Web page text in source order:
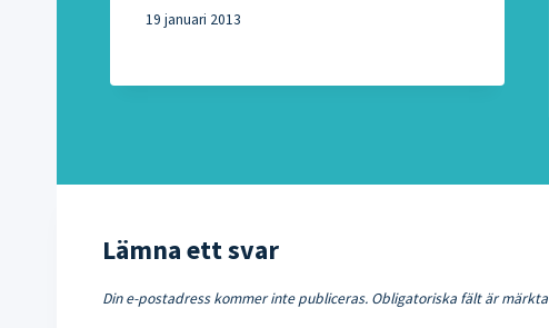
19 januari 2013
Lämna ett svar
Din e-postadress kommer inte publiceras. Obligatoriska fält är märkta